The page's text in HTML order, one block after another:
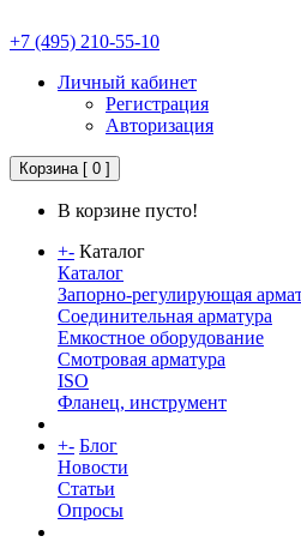
+7 (495) 210-55-10
Личный кабинет
Регистрация
Авторизация
Корзина[ 0 ]
В корзине пусто!
+- Каталог
Каталог
Запорно-регулирующая
Соединительная арматура
Емкостное оборудование
Смотровая арматура
ISO
Фланец, инструмент
+- Блог
Новости
Статьи
Опросы